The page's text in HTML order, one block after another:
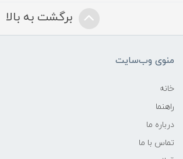
برگشت به بالا
منوی وب‌سایت
خانه
راهنما
درباره ما
تماس با ما